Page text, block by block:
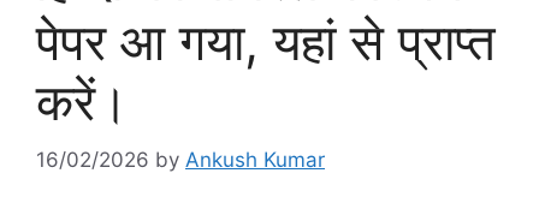
पेपर आ गया, यहां से प्राप्त
करें।
16/02/2026 by Ankush Kumar